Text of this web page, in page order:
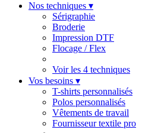
Nos techniques ▾
Sérigraphie
Broderie
Impression DTF
Flocage / Flex
Voir les 4 techniques
Vos besoins ▾
T-shirts personnalisés
Polos personnalisés
Vêtements de travail
Fournisseur textile pro